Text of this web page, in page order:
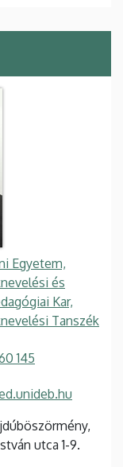
Egyetem,
és
Kar,
Tanszék
145
utca 1-9.